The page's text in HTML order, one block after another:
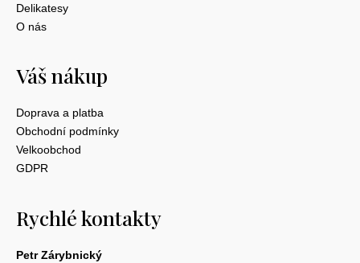
Delikatesy
O nás
Váš nákup
Doprava a platba
Obchodní podmínky
Velkoobchod
GDPR
Rychlé kontakty
Petr Zárybnický